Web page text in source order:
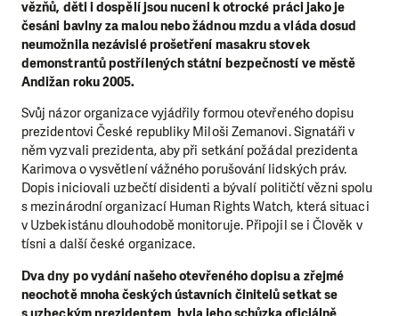
vězňů, děti i dospělí jsou nuceni k otrocké práci jako je
česáni bavlny za malou nebo žádnou mzdu a vláda dosud
neumožnila nezávislé prošetření masakru stovek
demonstrantů postřílených státní bezpečností ve městě
Andižan roku 2005.
Svůj názor organizace vyjádřily formou otevřeného dopisu
prezidentovi České republiky Miloši Zemanovi. Signatáři v
něm vyzvali prezidenta, aby při setkání požádal prezidenta
Karimova o vysvětlení vážného porušování lidských práv.
Dopis iniciovali uzbečtí disidenti a bývalí političtí vězni spolu
s mezinárodní organizací Human Rights Watch, která situaci
v Uzbekistánu dlouhodobě monitoruje. Připojil se i Člověk v
tísni a další české organizace.
Dva dny po vydání našeho otevřeného dopisu a zřejmé
neochotě mnoha českých ústavních činitelů setkat se